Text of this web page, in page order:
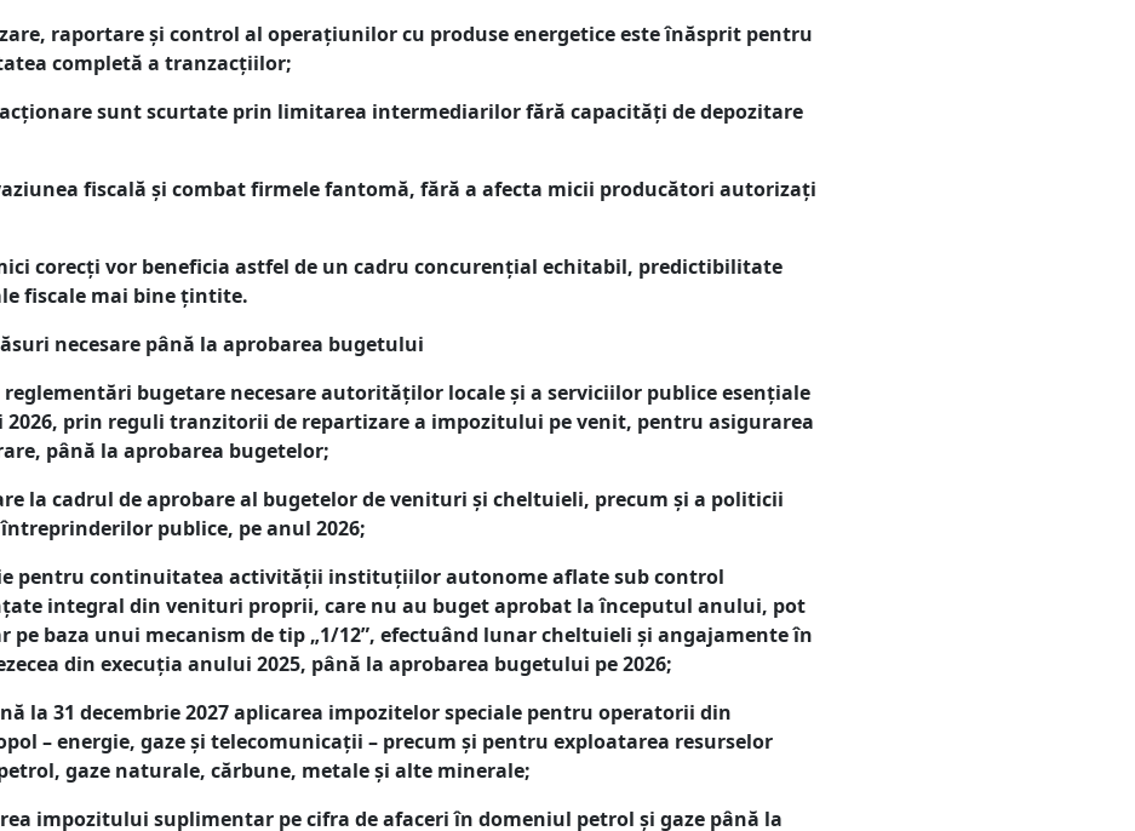
raportare și control al operațiunilor cu produse energetice este înăsprit pentru
completă a tranzacțiilor;
sunt scurtate prin limitarea intermediarilor fără capacități de depozitare
fiscală și combat firmele fantomă, fără a afecta micii producători autorizați
corecți vor beneficia astfel de un cadru concurențial echitabil, predictibilitate
fiscale mai bine țintite.
necesare până la aprobarea bugetului
reglementări bugetare necesare autorităților locale și a serviciilor publice esențiale
prin reguli tranzitorii de repartizare a impozitului pe venit, pentru asigurarea
până la aprobarea bugetelor;
la cadrul de aprobare al bugetelor de venituri și cheltuieli, precum și a politicii
publice, pe anul 2026;
pentru continuitatea activității instituțiilor autonome aflate sub control
integral din venituri proprii, care nu au buget aprobat la începutul anului, pot
baza unui mecanism de tip „1/12”, efectuând lunar cheltuieli și angajamente în
din execuția anului 2025, până la aprobarea bugetului pe 2026;
la 31 decembrie 2027 aplicarea impozitelor speciale pentru operatorii din
– energie, gaze și telecomunicații – precum și pentru exploatarea resurselor
gaze naturale, cărbune, metale și alte minerale;
impozitului suplimentar pe cifra de afaceri în domeniul petrol și gaze până la